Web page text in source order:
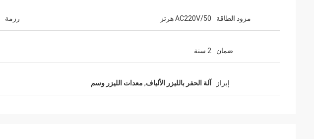
الخاصة بك جيدًا وإعدادها بعناية.
مزود الطاقة AC220V/50 هرتز رزمة
ضمان 2 سنة
إبراز آلة الحفر بالليزر الألياف, معدات الليزر وسم